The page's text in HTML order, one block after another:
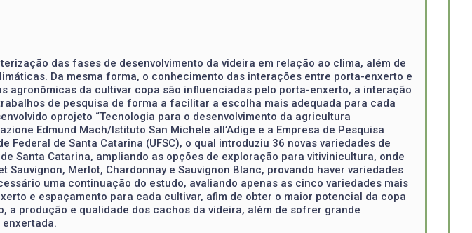
das fases de desenvolvimento da videira em relação ao clima, além de
Da mesma forma, o conhecimento das interações entre porta-enxerto e
da cultivar copa são influenciadas pelo porta-enxerto, a interação
de pesquisa de forma a facilitar a escolha mais adequada para cada
oprojeto “Tecnologia para o desenvolvimento da agricultura
Edmund Mach/Istituto San Michele all’Adige e a Empresa de Pesquisa
de Santa Catarina (UFSC), o qual introduziu 36 novas variedades de
Santa Catarina, ampliando as opções de exploração para vitivinicultura, onde
Merlot, Chardonnay e Sauvignon Blanc, provando haver variedades
uma continuação do estudo, avaliando apenas as cinco variedades mais
e espaçamento para cada cultivar, afim de obter o maior potencial da copa
a produção e qualidade dos cachos da videira, além de sofrer grande